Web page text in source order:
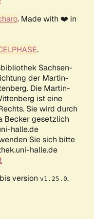
. Made with ❤️ in
.
Sachsen-
der Martin-
Die Martin-
ist eine
Sie wird durch
Becker gesetzlich
halle.de
Sie sich bitte
halle.de
version v1.25.0.